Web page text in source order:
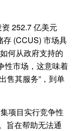
252.7 亿美元
存 (CCUS) 市场具
何从政府支持的
性市场，这意味着
售其服务”，到单
项目实行竞争性
旨在帮助无法通